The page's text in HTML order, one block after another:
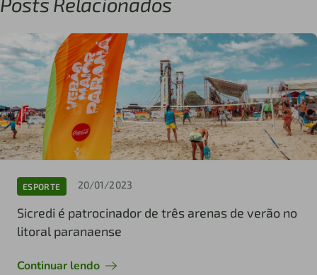
ESPORTE 20/01/2023
Sicredi é patrocinador de três arenas de verão no
litoral paranaense
Continuar lendo